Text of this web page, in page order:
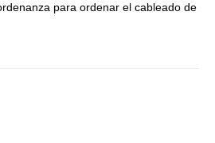
para ordenar el cableado de